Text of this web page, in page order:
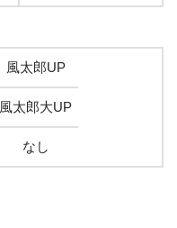
風太郎UP
風太郎大UP
なし